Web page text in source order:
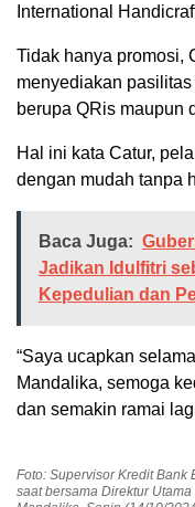
International
Tidak hanya promosi,
menyediakan
berupa QRis maupun
Hal ini kata Catur,
dengan mudah tanpa
Baca Juga:
Jadikan Idulfitri
Kepedulian dan
“Saya ucapkan
Mandalika, semoga
dan semakin ramai
Foto: Supervisor Kredit Bank
saat bersama Direktur